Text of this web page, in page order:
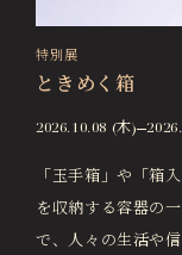
特別展
ときめく箱
2026.10.08 (木)
「玉手箱」や「箱
を収納する容器の
で、人々の生活や